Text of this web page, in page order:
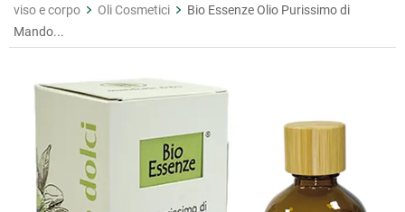
viso e corpo
Oli Cosmetici
Bio Essenze Olio Purissimo di
Mando...